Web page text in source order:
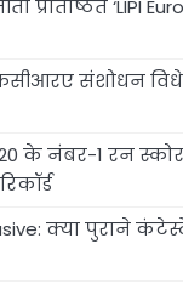
प्रतिष्ठित ‘LIPI
संशोधन
के नंबर-1 रन
क्या पुराने